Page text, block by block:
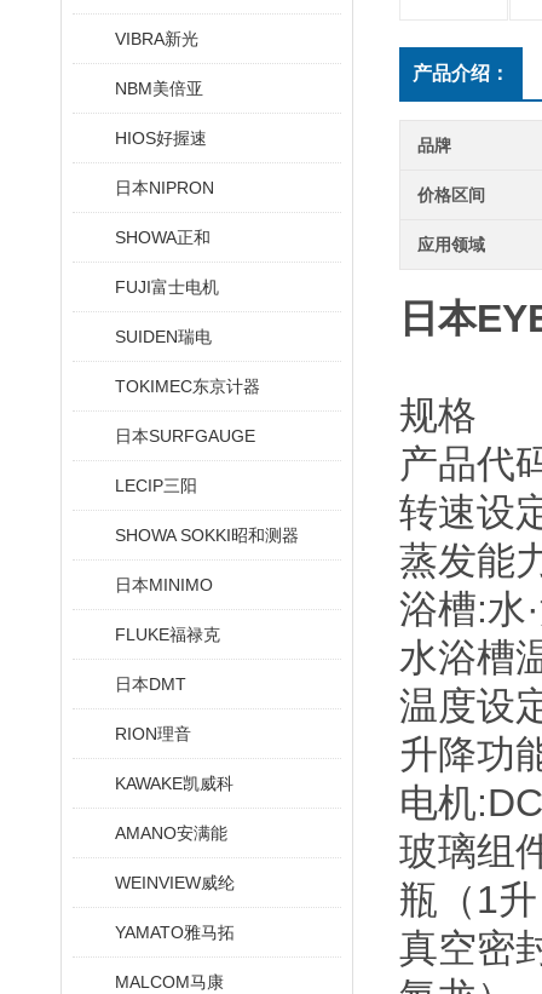
VIBRA新光
NBM美倍亚
HIOS好握速
日本NIPRON
SHOWA正和
FUJI富士电机
SUIDEN瑞电
TOKIMEC东京计器
日本SURFGAUGE
LECIP三阳
SHOWA SOKKI昭和测器
日本MINIMO
FLUKE福禄克
日本DMT
RION理音
KAWAKE凯威科
AMANO安满能
WEINVIEW威纶
YAMATO雅马拓
MALCOM马康
产品介绍：
品牌
价格区间
应用领域
日本
规格
产品代
转速设
蒸发能
浴槽:水
水浴槽
温度设
升降功
电机
玻璃组
瓶（1
真空密